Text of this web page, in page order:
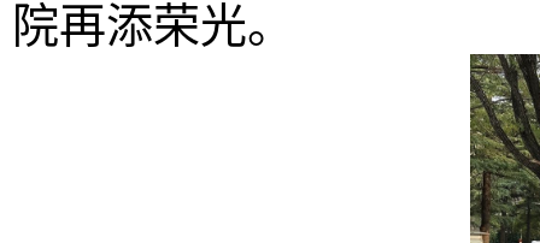
院再添荣光。